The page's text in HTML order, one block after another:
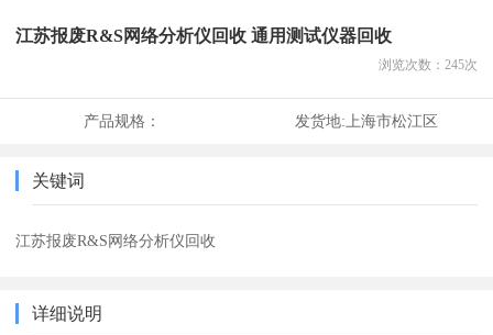
江苏报废R&S网络分析仪回收 通用测试仪器回收
浏览次数： 245次
产品规格： 发货地:上海市松江区
关键词
江苏报废R&S网络分析仪回收
详细说明